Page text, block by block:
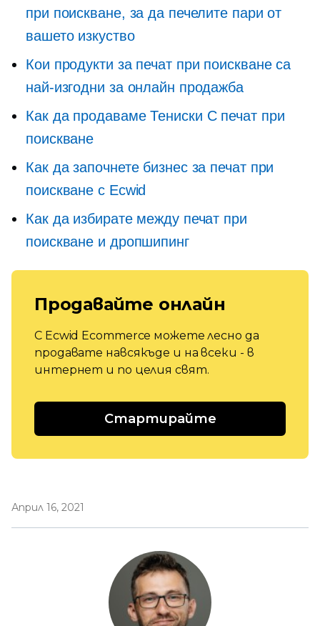
при поискване, за да печелите пари от
вашето изкуство
Кои продукти за печат при поискване са
най-изгодни за онлайн продажба
Как да продавамеТениски С печат при
поискване
Как да започнете бизнес за печат при
поискване с Ecwid
Как да избирате между печат при
поискване и дропшипинг
Продавайте онлайн
С Ecwid Ecommerce можете лесно да
продавате навсякъде и на всеки - в
интернет и по целия свят.
Стартирайте
Април 16, 2021